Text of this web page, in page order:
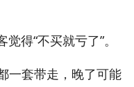
“不买就亏了”。
套带走，晚了可能